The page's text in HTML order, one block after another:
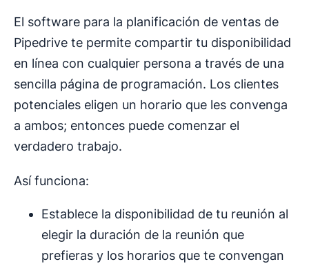
El software para la planificación de ventas de
Pipedrive te permite compartir tu disponibilidad
en línea con cualquier persona a través de una
sencilla página de programación. Los clientes
potenciales eligen un horario que les convenga
a ambos; entonces puede comenzar el
verdadero trabajo.
Así funciona:
Establece la disponibilidad de tu reunión al
elegir la duración de la reunión que
prefieras y los horarios que te convengan